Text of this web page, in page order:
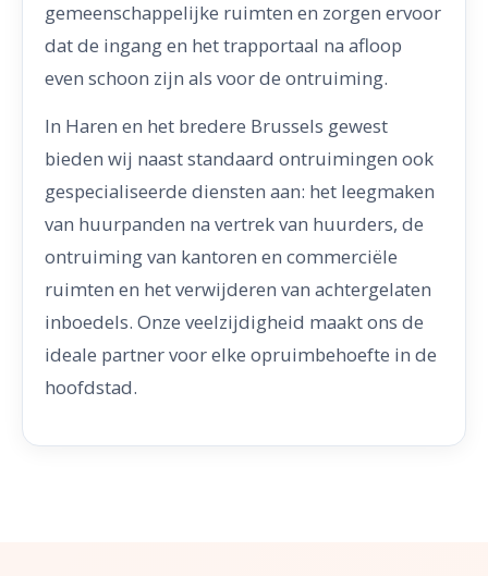
gemeenschappelijke ruimten en zorgen ervoor
dat de ingang en het trapportaal na afloop
even schoon zijn als voor de ontruiming.
In Haren en het bredere Brussels gewest
bieden wij naast standaard ontruimingen ook
gespecialiseerde diensten aan: het leegmaken
van huurpanden na vertrek van huurders, de
ontruiming van kantoren en commerciële
ruimten en het verwijderen van achtergelaten
inboedels. Onze veelzijdigheid maakt ons de
ideale partner voor elke opruimbehoefte in de
hoofdstad.